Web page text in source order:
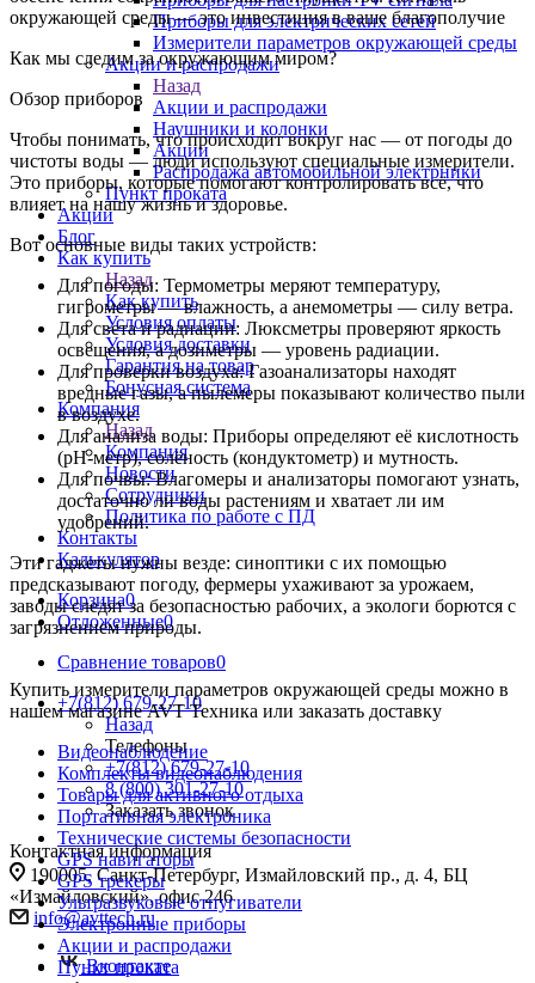
Приборы для электрических сетей
Измерители параметров окружающей среды
Акции и распродажи
Назад
Акции и распродажи
Наушники и колонки
Акции
Распродажа автомобильной электрники
Пункт проката
Акции
Блог
Как купить
Назад
Как купить
Условия оплаты
Условия доставки
Гарантия на товар
Бонусная система
Компания
Назад
Компания
Новости
Сотрудники
Политика по работе с ПД
Контакты
Калькулятор
Корзина0
Отложенные0
Сравнение товаров0
+7(812) 679-27-10
Назад
Телефоны
+7(812) 679-27-10
8 (800) 301-27-10
Заказать звонок
Контактная информация
190005, Санкт-Петербург, Измайловский пр., д. 4, БЦ
«Измайловский», офис 246
info@avttech.ru
Вконтакте
окружающей среды — это инвестиция в ваше благополучие
Как мы следим за окружающим миром?
Обзор приборов
Чтобы понимать, что происходит вокруг нас — от погоды до
чистоты воды — люди используют специальные измерители.
Это приборы, которые помогают контролировать всё, что
влияет на нашу жизнь и здоровье.
Вот основные виды таких устройств:
Для погоды: Термометры меряют температуру,
гигрометры — влажность, а анемометры — силу ветра.
Для света и радиации: Люксметры проверяют яркость
освещения, а дозиметры — уровень радиации.
Для проверки воздуха: Газоанализаторы находят
вредные газы, а пылемеры показывают количество пыли
в воздухе.
Для анализа воды: Приборы определяют её кислотность
(pH-метр), солёность (кондуктометр) и мутность.
Для почвы: Влагомеры и анализаторы помогают узнать,
достаточно ли воды растениям и хватает ли им
удобрений.
Эти гаджеты нужны везде: синоптики с их помощью
предсказывают погоду, фермеры ухаживают за урожаем,
заводы следят за безопасностью рабочих, а экологи борются с
загрязнением природы.
Купить измерители параметров окружающей среды можно в
нашем магазине AVT Техника или заказать доставку
Видеонаблюдение
Комплекты видеонаблюдения
Товары для активного отдыха
Портативная электроника
Технические системы безопасности
GPS навигаторы
GPS трекеры
Ультразвуковые отпугиватели
Электронные приборы
Акции и распродажи
Пункт проката